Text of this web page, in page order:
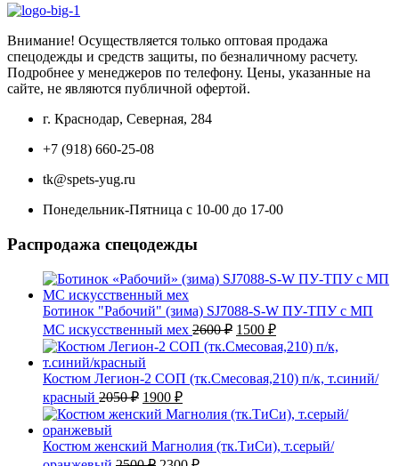
Внимание! Осуществляется только оптовая продажа
спецодежды и средств защиты, по безналичному расчету.
Подробнее у менеджеров по телефону. Цены, указанные на
сайте, не являются публичной офертой.
г. Краснодар, Северная, 284
+7 (918) 660-25-08
tk@spets-yug.ru
Понедельник-Пятница с 10-00 до 17-00
Распродажа спецодежды
Ботинок "Рабочий" (зима) SJ7088-S-W ПУ-ТПУ с МП
МС искусственный мех 2600₽ Первоначальная
цена
составляла
2600 ₽.
1500 ₽Текущая
цена:
Костюм Легион-2 СОП (тк.Смесовая,210) п/к, т.синий/
красный 2050₽ Первоначальная
цена
составляла
2050 ₽.
1900 ₽Текущая
цена:
Костюм женский Магнолия (тк.ТиСи), т.серый/
Первоначальная
Текущая